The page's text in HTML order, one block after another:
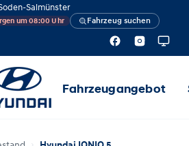
Salmünster
um 08:00 Uhr Fahrzeug suchen
Fahrzeugangebot